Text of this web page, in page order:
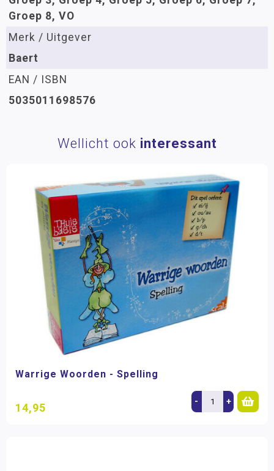
Groep 8, VO
Merk / Uitgever
Baert
EAN / ISBN
5035011698576
Wellicht ook interessant
Warrige Woorden - Spelling
14,95 - +